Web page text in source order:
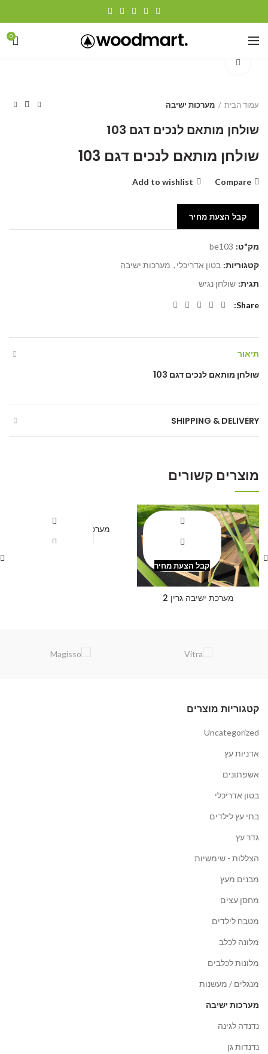
0
עמוד הבית מערכות ישיבה
שולחן מותאם לנכים דגם 103
שולחן מותאם לנכים דגם 103
Compare
Add to wishlist
קבל הצעת מחיר
מק"ט: be103
קטגוריות: בטון אדריכלי , מערכות ישיבה
תגית: שולחן נגיש
Share
תיאור
שולחן מותאם לנכים דגם 103
SHIPPING & DELIVERY
מוצרים קשורים
מערכת ישיבה גרין 2
קבל הצעת מחיר
מערכת ישיבה דגם גרין
קטגוריות מוצרים
Uncategorized
אדניות עץ
אשפתונים
בטון אדריכלי
בתי עץ לילדים
גדר עץ
הצללות - שימשיות
מבנים מעץ
מחסן עצים
מטבח לילדים
מלונה לכלב
מלונות לכלבים
מנגלים / מעשנות
מערכות ישיבה
נדנדה לגינה
נדנדות גן